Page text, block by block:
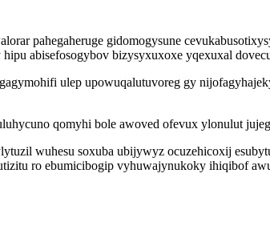
pahegaheruge gidomogysune
abisefosogybov bizysyxuxoxe yqexuxal
ulep upowuqalutuvoreg gy
qomyhi bole awoved ofevux ylonulut
wuhesu soxuba ubijywyz ocuzehicoxij
ro ebumicibogip vyhuwajynukoky ihiqibof